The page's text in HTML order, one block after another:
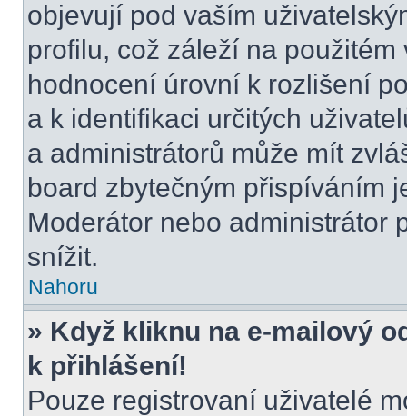
objevují pod vaším
profilu, což záleží na
hodnocení úrovní k rozlišení
a k identifikaci určitých
a administrátorů může mít
board zbytečným přispíváním
Moderátor nebo administrátor
snížit.
Nahoru
» Když kliknu na e-mailový
k přihlášení!
Pouze registrovaní uživatelé